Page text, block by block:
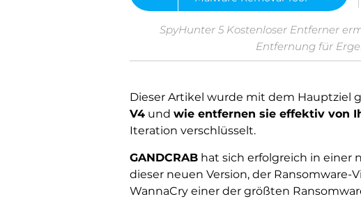
SpyHunter 5 Kostenloser Entferner
Entfernung für
Dieser Artikel wurde mit dem Hauptziel
V4 und wie entfernen sie effektiv von
Iteration verschlüsselt.
GANDCRAB hat sich erfolgreich in einer
dieser neuen Version, der Ransomware-
WannaCry einer der größten